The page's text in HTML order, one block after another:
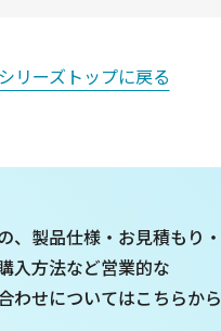
シリーズトップに戻る
、製品仕様・お見積もり・
入方法など営業的な
わせについてはこちらから